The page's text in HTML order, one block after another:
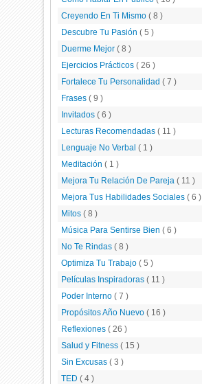
Creyendo En Ti Mismo( 8 )
Descubre Tu Pasión( 5 )
Duerme Mejor( 8 )
Ejercicios Prácticos( 26 )
Fortalece Tu Personalidad( 7 )
Frases( 9 )
Invitados( 6 )
Lecturas Recomendadas( 11 )
Lenguaje No Verbal( 1 )
Meditación( 1 )
Mejora Tu Relación De Pareja( 11 )
Mejora Tus Habilidades Sociales( 6 )
Mitos( 8 )
Música Para Sentirse Bien( 6 )
No Te Rindas( 8 )
Optimiza Tu Trabajo( 5 )
Películas Inspiradoras( 11 )
Poder Interno( 7 )
Propósitos Año Nuevo( 16 )
Reflexiones( 26 )
Salud y Fitness( 15 )
Sin Excusas( 3 )
TED( 4 )